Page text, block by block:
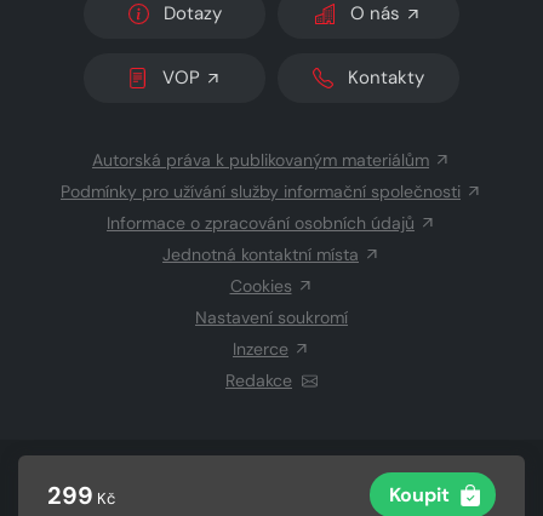
299 Kč Koupit
Dotazy O nás
VOP Kontakty
Autorská práva k publikovaným materiálům
Podmínky pro užívání služby informační společnosti
Informace o zpracování osobních údajů
Jednotná kontaktní místa
Cookies
Nastavení soukromí
Inzerce
Redakce
CZECH NEWS CENTER a.s.a dodavatelé